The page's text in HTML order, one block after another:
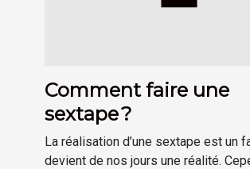
Comment faire une
sextape ?
La réalisation d’une sextape est un
devient de nos jours une réalité.